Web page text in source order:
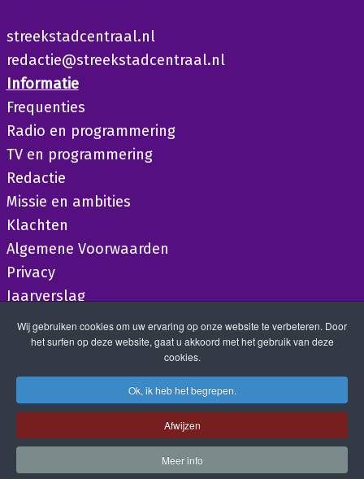
streekstadcentraal.nl
redactie@streekstadcentraal.nl
Informatie
Frequenties
Radio en programmering
TV en programmering
Redactie
Missie en ambities
Klachten
Algemene Voorwaarden
Privacy
Jaarverslag
Wij gebruiken cookies om uw ervaring op onze website te verbeteren. Door
het surfen op deze website, gaat u akkoord met het gebruik van deze
cookies.
Ok, ik heb het begrepen.
Afwijzen
Meer info